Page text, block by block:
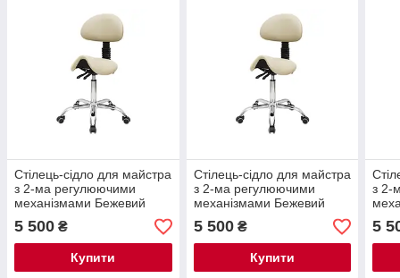
Стілець-сідло для майстра
з 2-ма регулюючими
механізмами Бежевий
мод. 1037-3 { H 41-57см }
5 500 ₴
Купити
Стілець-сідло для майстра
з 2-ма регулюючими
механізмами Бежевий
мод. 1037-3 { H 41-57см }
5 500₴
Купити
з 2-
5